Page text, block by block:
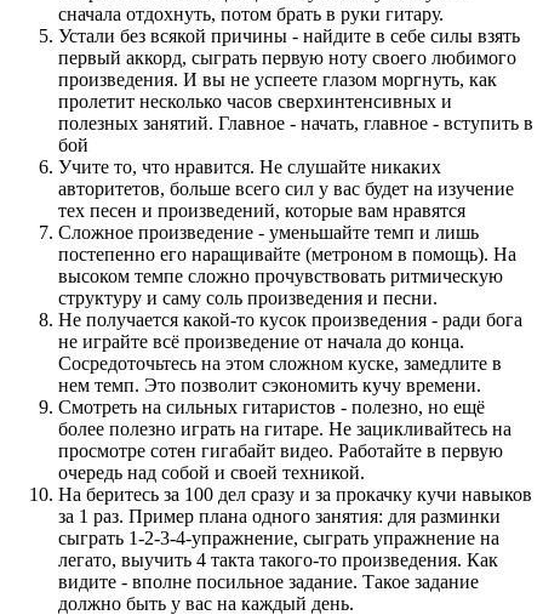
сначала отдохнуть, потом брать в руки гитару.
Устали без всякой причины - найдите в себе силы взять
первый аккорд, сыграть первую ноту своего любимого
произведения. И вы не успеете глазом моргнуть, как
пролетит несколько часов сверхинтенсивных и
полезных занятий. Главное - начать, главное - вступить в
бой
Учите то, что нравится. Не слушайте никаких
авторитетов, больше всего сил у вас будет на изучение
тех песен и произведений, которые вам нравятся
Сложное произведение - уменьшайте темп и лишь
постепенно его наращивайте (метроном в помощь). На
высоком темпе сложно прочувствовать ритмическую
структуру и саму соль произведения и песни.
Не получается какой-то кусок произведения - ради бога
не играйте всё произведение от начала до конца.
Сосредоточьтесь на этом сложном куске, замедлите в
нем темп. Это позволит сэкономить кучу времени.
Смотреть на сильных гитаристов - полезно, но ещё
более полезно играть на гитаре. Не зацикливайтесь на
просмотре сотен гигабайт видео. Работайте в первую
очередь над собой и своей техникой.
На беритесь за 100 дел сразу и за прокачку кучи навыков
за 1 раз. Пример плана одного занятия: для разминки
сыграть 1-2-3-4-упражнение, сыграть упражнение на
легато, выучить 4 такта такого-то произведения. Как
видите - вполне посильное задание. Такое задание
должно быть у вас на каждый день.